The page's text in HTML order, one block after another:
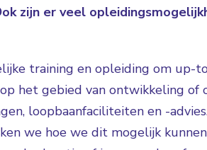
zijn er veel
training en opleiding om up-
het gebied van ontwikkeling of
loopbaanfaciliteiten en -
we hoe we dit mogelijk